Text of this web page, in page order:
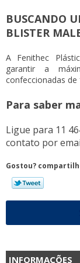
BUSCANDO
BLISTER
A Fenithec
garantir a
confeccionadas
Para saber
Ligue para 11
contato por
Gostou?
INFORMAÇÕES